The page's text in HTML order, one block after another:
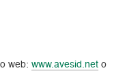
web:www.avesid.net o